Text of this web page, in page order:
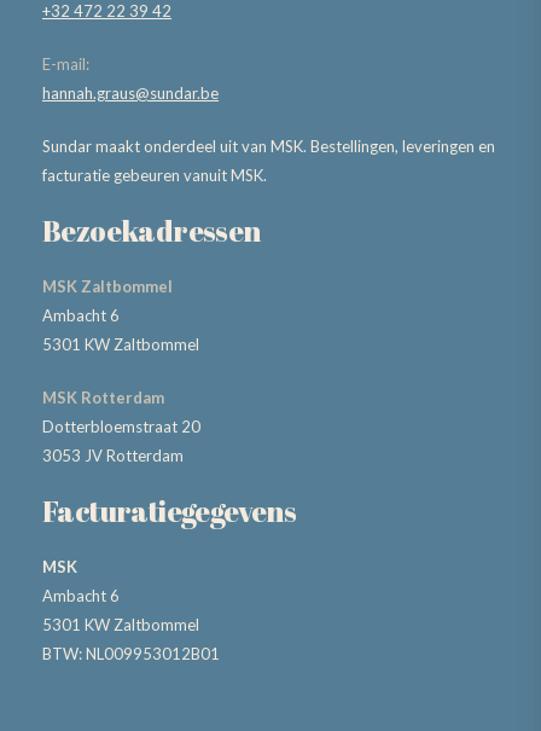
+32 472 22 39 42
E-mail:
hannah.graus@sundar.be
Sundar maakt onderdeel uit van MSK. Bestellingen, leveringen en
facturatie gebeuren vanuit MSK.
Bezoekadressen
MSK Zaltbommel
Ambacht 6
5301 KW Zaltbommel
MSK Rotterdam
Dotterbloemstraat 20
3053 JV Rotterdam
Facturatiegegevens
MSK
Ambacht 6
5301 KW Zaltbommel
BTW: NL009953012B01